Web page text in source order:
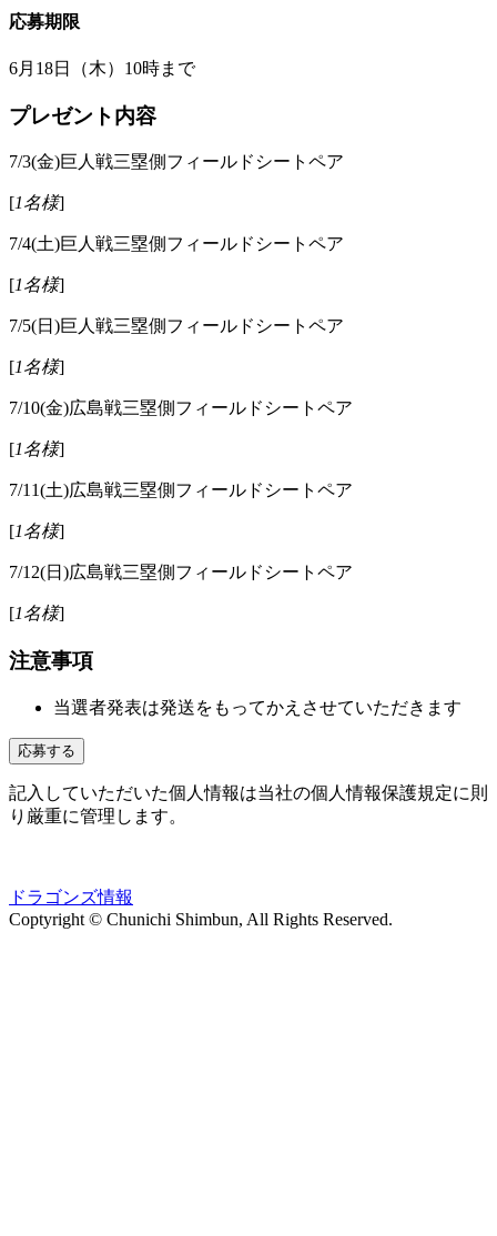
応募期限
6月18日（木）10時まで
プレゼント内容
7/3(金)巨人戦三塁側フィールドシートペア
[1名様]
7/4(土)巨人戦三塁側フィールドシートペア
[1名様]
7/5(日)巨人戦三塁側フィールドシートペア
[1名様]
7/10(金)広島戦三塁側フィールドシートペア
[1名様]
7/11(土)広島戦三塁側フィールドシートペア
[1名様]
7/12(日)広島戦三塁側フィールドシートペア
[1名様]
注意事項
当選者発表は発送をもってかえさせていただきます
記入していただいた個人情報は当社の個人情報保護規定に則
り厳重に管理します。
ドラゴンズ情報
Coptyright © Chunichi Shimbun, All Rights Reserved.